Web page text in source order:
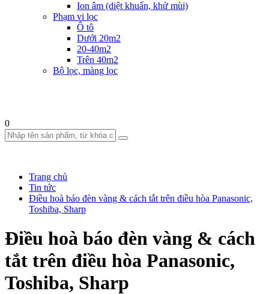
Ion âm (diệt khuẩn, khử mùi)
Phạm vi lọc
Ô tô
Dưới 20m2
20-40m2
Trên 40m2
Bộ lọc, màng lọc
0
Trang chủ
Tin tức
Điều hoà báo đèn vàng & cách tắt trên điều hòa Panasonic,
Toshiba, Sharp
Điều hoà báo đèn vàng & cách
tắt trên điều hòa Panasonic,
Toshiba, Sharp